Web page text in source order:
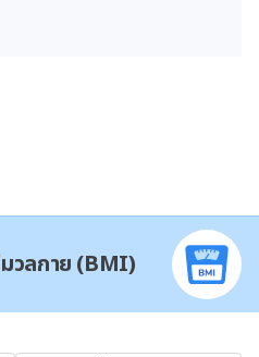
วลกาย (BMI)